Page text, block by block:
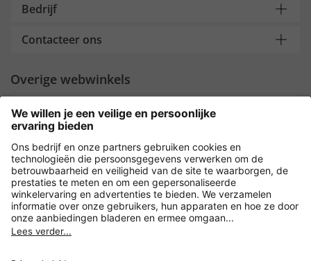
Bedrijf
Contacteer ons
Overige webwinkels
Nederland
Payment and Delivery
Versleuteling met